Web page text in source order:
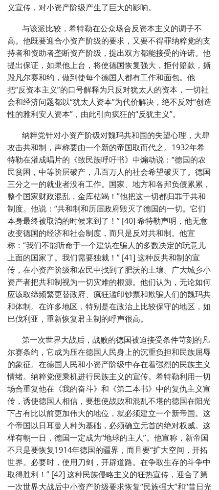
义宣传，对小资产阶级产生了巨大的影响。
与该派比较，希特勒在公众场合反资本主义的调子不
高。他既要迎合小资产阶级的要求，又要不得罪纳粹党的支
持者和资助者垄断资产阶级，提出双方都能接受的许诺。他
提出保证，如果他上台，将使德国恢复强大，拒付赔款，撕
毁凡尔赛和约，做到使每个德国人都有工作和面包。他
把“反资本主义”的口号解释为只反对犹太人的资本，一切社
会和经济问题都以“犹太人资本”为代价解决，绝不反对“创造
性的雅利安人资本”，由此引向疯狂的“反犹主义”。
纳粹党针对小资产阶级对魏玛共和国的失望心理，大肆
攻击共和制，声称要由一个新的帝国取而代之。1932年希
特勒在灌成唱片的《致民族呼吁书》中煽动说：“德国的农
民贫困，中等阶层破产，几百万人的社会希望破灭了。德国
三分之一的就业者没有工作。国家、地方和各邦负债累累，
整个国家财政混乱，金库枯竭！”他把这一切都归罪于共和
制度。他说：“共和制和历届政府毁灭了德国的一切。它们
本身最终被取消的时候来到了！” [40] 希特勒声明，他无意
改变德国的经济和社会制度，而只是反对共和制。他宣
称：“我们不能听命于一个建筑在骗人的多数决定的玩意儿
上面的国家了。我们需要独裁！” [41] 这种反共和制的宣
传，在小资产阶级和农民中找到了肥沃的土壤。广大城乡小
资产者把共和制视为一切灾难的根源。他们认为，无论如何
应该取缔频繁更替政府、疯狂滥印钞票和欺骗人们的魏玛共
和体制。在许多地区，特别是在政治上比较保守的地区，如
巴伐利亚，重新恢复君主制的呼声很高。
第一次世界大战后，战败的德国被迫接受条件苛刻的凡
尔赛条约，它成为压在德国人民身上的沉重负担和民族屈辱
的象征。在德国人民和小资产阶级中存在着强烈的民族主义
情绪。纳粹党便乘机进行民族主义的宣传。希特勒利用一切
场合重复他在《我的奋斗》和《第二本书》中的复仇主义宣
传，诱使德国人相信，要想使战败和混乱不堪的德国在阳光
下占有比以前更加伟大的地位，就必须建立一个新帝国。这
个帝国以日耳曼人种为基础，必须确立元首的绝对权威。这
样有朝一日，德国一定成为“地球的主人”。他宣称，新帝国
不只是要恢复1914年德国的疆界，而且要“扩大空间，开拓
世界。必要时，使用刀剑，开辟道路。在争取生存的斗争中
取得胜利！” [42] 这种民族侵略主义的狂热宣传，迎合了第
一次世界大战后中小资产阶级要求恢复“民族强大”和“昔日光